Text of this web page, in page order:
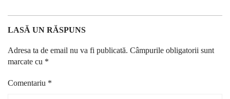
LASĂ UN RĂSPUNS
Adresa ta de email nu va fi publicată. Câmpurile obligatorii sunt
marcate cu *
Comentariu *